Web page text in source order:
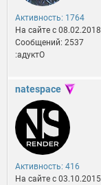
Активность: 1764
На сайте c 08.02.2018
Сообщений: 2537
:адуктО
natespace
Активность: 416
На сайте c 03.10.2015